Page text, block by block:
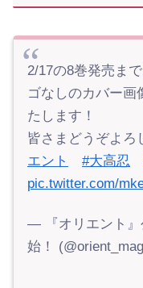
2/17の8巻発売ま
ゴなしのカバー画
たします！
皆さまどうぞよろ
エント
#大高忍
pic.twitter.com/
— 『オリエント』
始！